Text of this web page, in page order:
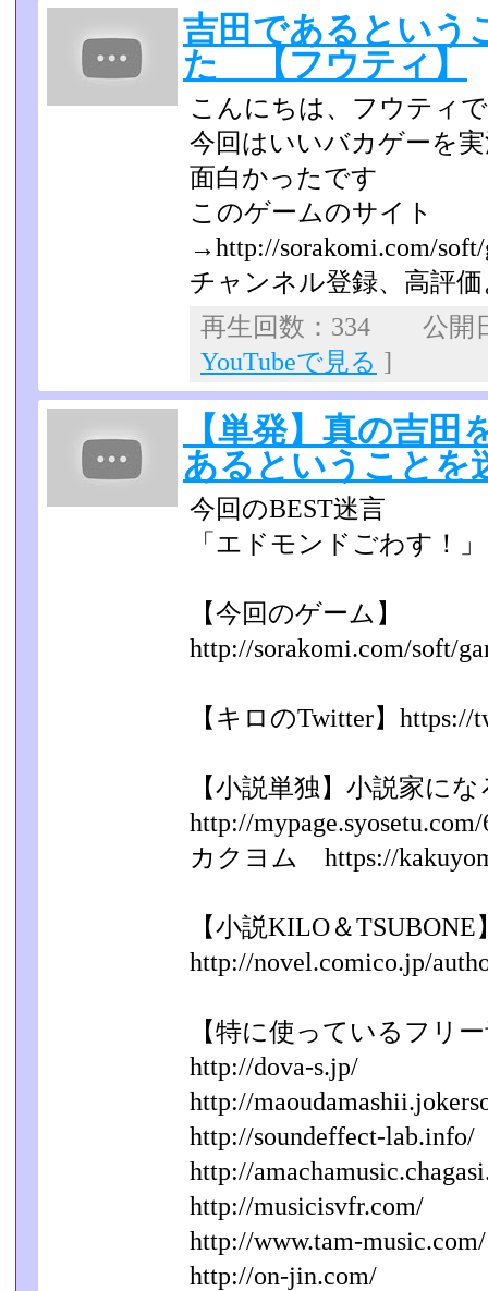
吉田であるとい
た 【フウティ】
こんにちは、フウティ
今回はいいバカゲーを
面白かったです
このゲームのサイト
→http://sorakomi.com/soft/
チャンネル登録、高評
再生回数：334 公開
YouTubeで見る ]
【単発】真の吉
あるということを
今回のBEST迷言
「エドモンドごわす！」
【今回のゲーム】
http://sorakomi.com/soft/
【キロのTwitter】https://
【小説単独】小説家に
http://
カクヨム https://
【小説KILO＆TSUBONE
http://novel.comico.jp/
【特に使っているフリ
http://dova-s.jp/
http://
http://soundeffect-lab.info/
http://
http://musicisvfr.com/
http://www.tam-music.com/
http://on-jin.com/